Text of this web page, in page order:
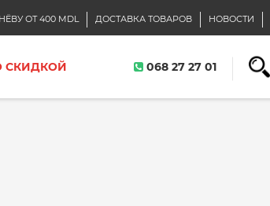
ОТ 400 MDL ДОСТАВКА ТОВАРОВ НОВОСТИ
СКИДКОЙ 068 27 27 01